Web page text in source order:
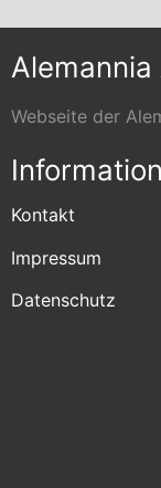
Alemannia
Webseite der
Kontakt
Impressum
Datenschutz